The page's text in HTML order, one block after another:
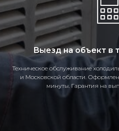
Выезд на объект в
Техническое обслуживание
и Московской области.
минуты. Гарантия на